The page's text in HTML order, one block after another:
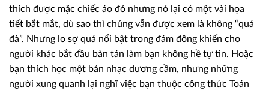
thích được mặc chiếc áo đó nhưng nó lại có một vài họa
tiết bắt mắt, dù sao thì chúng vẫn được xem là không “quá
đà”. Nhưng lo sợ quá nổi bật trong đám đông khiến cho
người khác bắt đầu bàn tán làm bạn không hề tự tin. Hoặc
bạn thích học một bản nhạc dương cầm, nhưng những
người xung quanh lại nghĩ việc bạn thuộc công thức Toán